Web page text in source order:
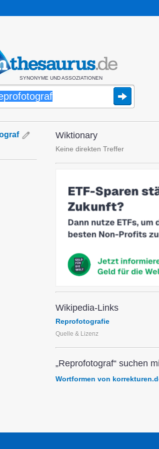
SYNONYME UND ASSOZIATIONEN
Wiktionary
Keine direkten Treffer
Wikipedia-Links
Reprofotografie
Quelle & Lizenz
„Reprofotograf“ suchen
Wortformen von